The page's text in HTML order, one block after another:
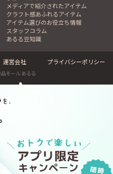
メディアで紹介されたアイテム
クラフト感あふれるアイテム
アイテム選びのお役立ち情報
スタッフコラム
あるる豆知識
運営会社 プライバシーポリシー
モール あるる